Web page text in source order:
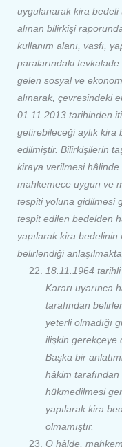
uygulanarak kira
alınan bilirkişi
kullanım alanı, vasfı,
paralarındaki
gelen sosyal ve
alınarak, çevresindeki
01.11.2013 tarihinden
getirebileceği aylık
edilmiştir. Bilirkişilerin
kiraya verilmesi hâlinde
mahkemece uygun ve
tespiti yoluna gidilmesi
tespit edilen bedelden
yapılarak kira
belirlendiği
18.11.1964 tarihli
Kararı uyarınca
tarafından
yeterli olmadığı
ilişkin gerekçeye
Başka bir
hâkim
hükmedilmesi
yapılarak kira
olmamıştır.
O hâlde,